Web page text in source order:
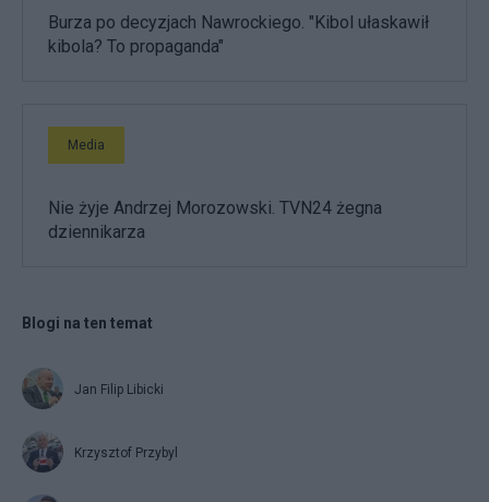
Burza po decyzjach Nawrockiego. "Kibol ułaskawił
kibola? To propaganda"
Media
Nie żyje Andrzej Morozowski. TVN24 żegna
dziennikarza
Blogi na ten temat
Jan Filip Libicki
Krzysztof Przybyl